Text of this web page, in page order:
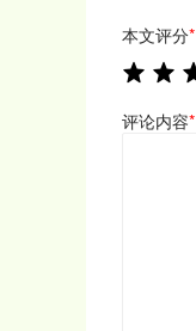
本文评分*
评论内容*